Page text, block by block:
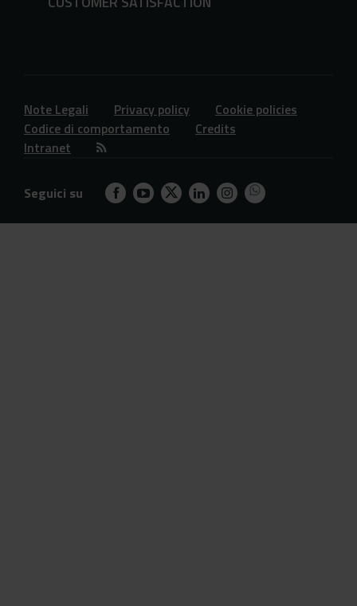
Note Legali Privacy policy
Cookie policies
Codice di comportamento
Credits
Intranet
Seguici su